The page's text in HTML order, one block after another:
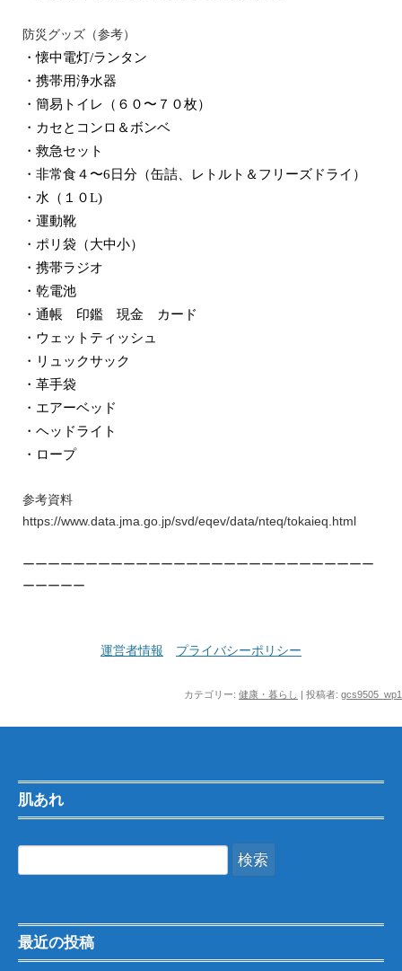
防災グッズ（参考）
・懐中電灯/ランタン
・携帯用浄水器
・簡易トイレ（６０〜７０枚）
・カセとコンロ＆ボンベ
・救急セット
・非常食４〜6日分（缶詰、レトルト＆フリーズドライ）
・水（１０L)
・運動靴
・ポリ袋（大中小）
・携帯ラジオ
・乾電池
・通帳 印鑑 現金 カード
・ウェットティッシュ
・リュックサック
・革手袋
・エアーベッド
・ヘッドライト
・ロープ
参考資料
https://www.data.jma.go.jp/svd/eqev/data/nteq/tokaieq.html
ーーーーーーーーーーーーーーーーーーーーーーーーーーーー
ーーーーー
運営者情報 プライバシーポリシー
カテゴリー: 健康・暮らし | 投稿者: gcs9505_wp1
肌あれ
索:
最近の投稿